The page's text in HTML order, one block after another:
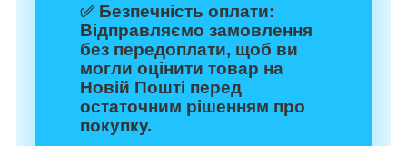
✅ Безпечність оплати:
Відправляємо замовлення
без передоплати, щоб ви
могли оцінити товар на
Новій Пошті перед
остаточним рішенням про
покупку.